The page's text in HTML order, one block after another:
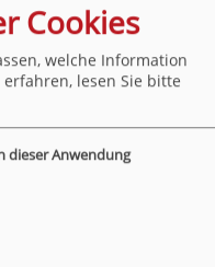
Cookies
welche Information
lesen Sie bitte
dieser Anwendung